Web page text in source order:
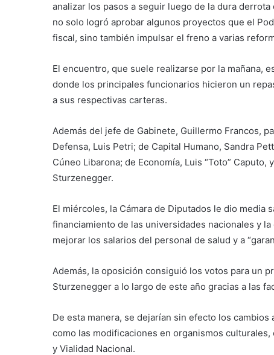
analizar los pasos a seguir luego de la dura
no solo logró aprobar algunos proyectos que el
fiscal, sino también impulsar el freno a varias
El encuentro, que suele realizarse por la mañana,
donde los principales funcionarios hicieron un
a sus respectivas carteras.
Además del jefe de Gabinete, Guillermo Francos,
Defensa, Luis Petri; de Capital Humano, Sandra
Cúneo Libarona; de Economía, Luis “Toto”
Sturzenegger.
El miércoles, la Cámara de Diputados le dio media
financiamiento de las universidades nacionales y
mejorar los salarios del personal de salud y a
Además, la oposición consiguió los votos para un
Sturzenegger a lo largo de este año gracias a las
De esta manera, se dejarían sin efecto los
como las modificaciones en organismos
y Vialidad Nacional.